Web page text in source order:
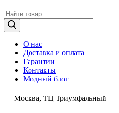
Поиск
товаров
О нас
Доставка и оплата
Гарантии
Контакты
Модный блог
Москва, ТЦ Триумфальный